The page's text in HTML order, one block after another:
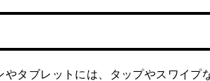
やタブレットには、タップやスワイ